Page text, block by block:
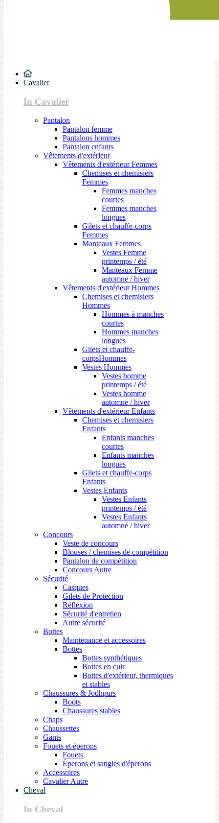
Cavalier
In Cavalier
Pantalon
Pantalon femme
Pantalons hommes
Pantalon enfants
Vêtements d'extérieur
Vêtements d'extérieur Femmes
Chemises et chemisiers
Femmes
Femmes manches
courtes
Femmes manches
longues
Gilets et chauffe-corps
Femmes
Manteaux Femmes
Vestes Femme
printemps / été
Manteaux Femme
automne / hiver
Vêtements d'extérieur Hommes
Chemises et chemisiers
Hommes
Hommes à manches
courtes
Hommes manches
longues
Gilets et chauffe-
corpsHommes
Vestes Hommes
Vestes homme
printemps / été
Vestes homme
automne / hiver
Vêtements d'extérieur Enfants
Chemises et chemisiers
Enfants
Enfants manches
courtes
Enfants manches
longues
Gilets et chauffe-corps
Enfants
Vestes Enfants
Vestes Enfants
printemps / été
Vestes Enfants
automne / hiver
Concours
Veste de concours
Blouses / chemises de compétition
Pantalon de compétition
Concours Autre
Sécurité
Casques
Gilets de Protection
Réflexion
Sécurité d'entretien
Autre sécurité
Bottes
Maintenance et accessoires
Bottes
Bottes synthétiques
Bottes en cuir
Bottes d'extérieur, thermiques
et stables
Chaussures & Jodhpurs
Boots
Chaussures stables
Chaps
Chaussettes
Gants
Fouets et éperons
Fouets
Éperons et sangles d'éperons
Accessoires
Cavalier Autre
Cheval
In Cheval